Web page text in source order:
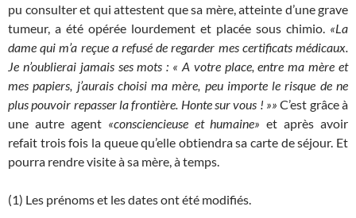
pu consulter et qui attestent que sa mère, atteinte d’une grave
tumeur, a été opérée lourdement et placée sous chimio. «La
dame qui m’a reçue a refusé de regarder mes certificats médicaux.
Je n’oublierai jamais ses mots : « A votre place, entre ma mère et
mes papiers, j’aurais choisi ma mère, peu importe le risque de ne
plus pouvoir repasser la frontière. Honte sur vous ! »» C’est grâce à
une autre agent «consciencieuse et humaine» et après avoir
refait trois fois la queue qu’elle obtiendra sa carte de séjour. Et
pourra rendre visite à sa mère, à temps.
(1) Les prénoms et les dates ont été modifiés.